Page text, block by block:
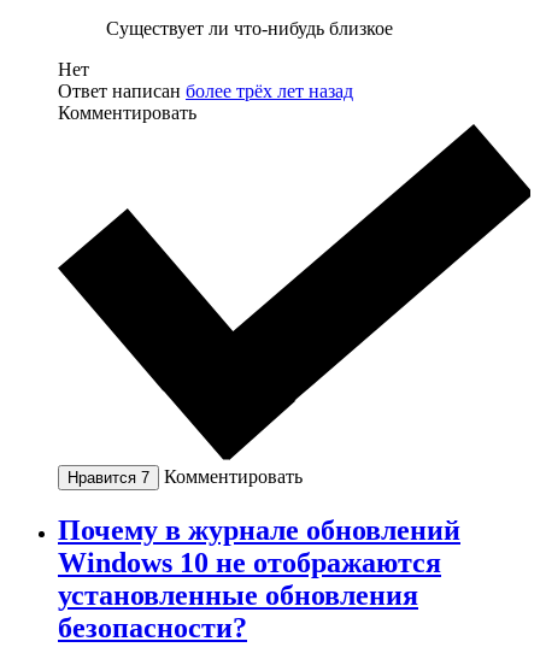
Существует ли что-нибудь близкое
Нет
Ответ написан более трёх лет назад
Комментировать
Нравится 7 Комментировать
Почему в журнале обновлений
Windows 10 не отображаются
установленные обновления
безопасности?